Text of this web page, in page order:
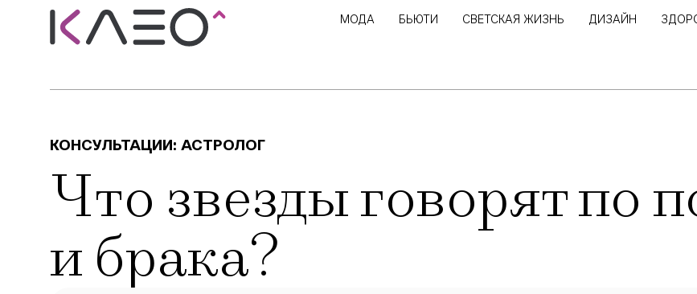
МОДА БЬЮТИ СВЕТСКАЯ ЖИЗНЬ ДИЗАЙН
КОНСУЛЬТАЦИИ: АСТРОЛОГ
Что звезды говорят по
и брака?